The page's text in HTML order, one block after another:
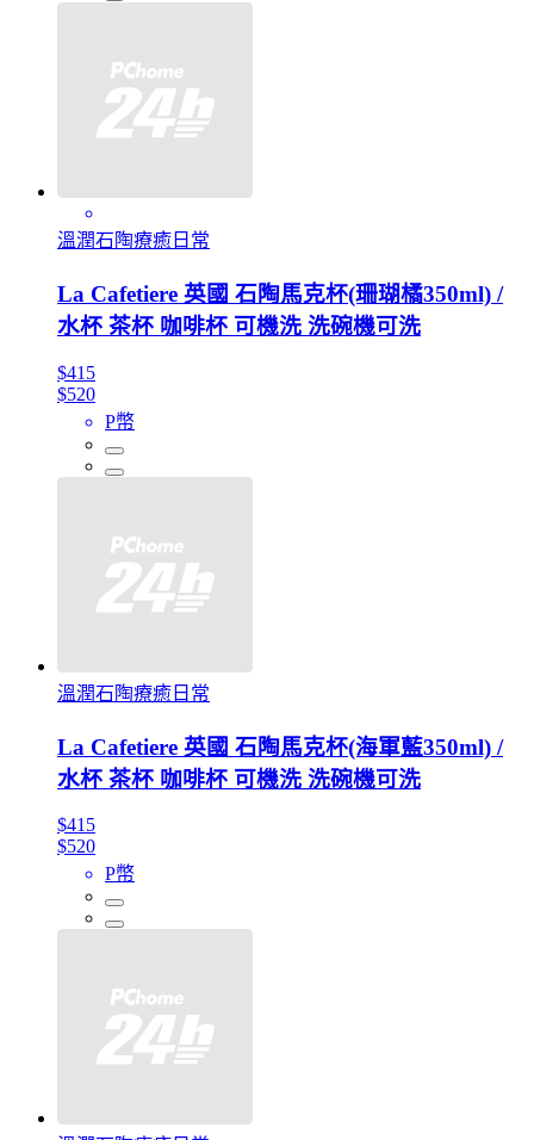
溫潤石陶療癒日常
La Cafetiere 英國 石陶馬克杯(珊瑚橘350ml) /
水杯 茶杯 咖啡杯 可機洗 洗碗機可洗
$415
$520
P幣
溫潤石陶療癒日常
La Cafetiere 英國 石陶馬克杯(海軍藍350ml) /
水杯 茶杯 咖啡杯 可機洗 洗碗機可洗
$415
$520
P幣